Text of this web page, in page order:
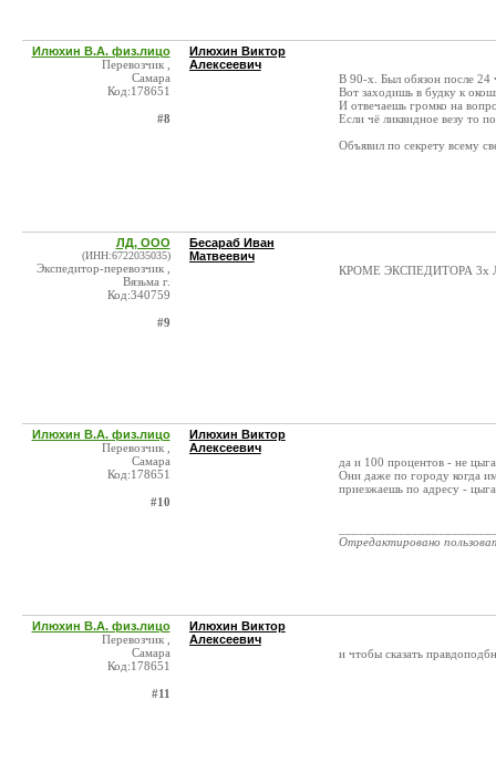
Илюхин В.А. физ.лицо
Перевозчик ,
Самара
Код:178651
#8
Илюхин Виктор
Алексеевич
В 90-х. Был обязон после 24
Вот заходишь в будку к
И отвечаешь громко на
Если чё ликвидное везу то
Объявил по секрету всему
ЛД, ООО
(ИНН:6722035035)
Экспедитор-перевозчик ,
Вязьма г.
Код:340759
#9
Бесараб Иван
Матвеевич
КРОМЕ ЭКСПЕДИТОРА 3х
Илюхин В.А. физ.лицо
Перевозчик ,
Самара
Код:178651
#10
Илюхин Виктор
Алексеевич
да и 100 процентов - не
Они даже по городу когда
приезжаешь по адресу -
Отредактировано
Илюхин В.А. физ.лицо
Перевозчик ,
Самара
Код:178651
#11
Илюхин Виктор
Алексеевич
и чтобы сказать